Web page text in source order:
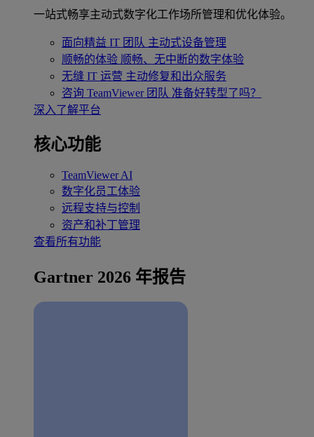
一站式畅享主动式数字化工作场所管理和优化体验。
面向精益 IT 团队 主动式设备管理
顺畅的体验 顺畅、无中断的数字体验
无缝 IT 运营 主动修复和出众服务
咨询 TeamViewer 团队 准备好转型了吗？
深入了解平台
核心功能
TeamViewer AI
数字化员工体验
远程支持与控制
资产和补丁管理
查看所有功能
Gartner 2026 年报告